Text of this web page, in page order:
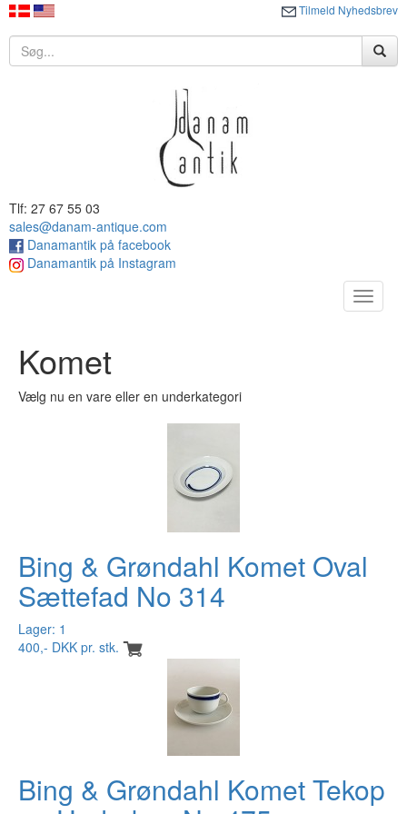
Tilmeld Nyhedsbrev
Tlf: 27 67 55 03
sales@danam-antique.com
Danamantik på facebook
Danamantik på Instagram
Toggle
Komet
Vælg nu en vare eller en underkategori
Bing & Grøndahl Komet Oval
Sættefad No 314
Lager: 1
400,- DKK pr. stk.
Bing & Grøndahl Komet Tekop